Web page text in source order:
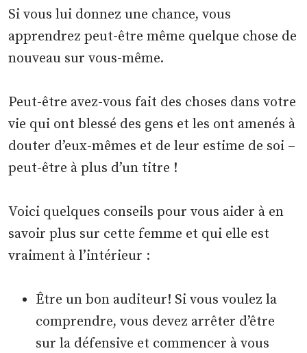
Si vous lui donnez une chance, vous
apprendrez peut-être même quelque chose de
nouveau sur vous-même.
Peut-être avez-vous fait des choses dans votre
vie qui ont blessé des gens et les ont amenés à
douter d’eux-mêmes et de leur estime de soi –
peut-être à plus d’un titre !
Voici quelques conseils pour vous aider à en
savoir plus sur cette femme et qui elle est
vraiment à l’intérieur :
Être un bon auditeur! Si vous voulez la
comprendre, vous devez arrêter d’être
sur la défensive et commencer à vous